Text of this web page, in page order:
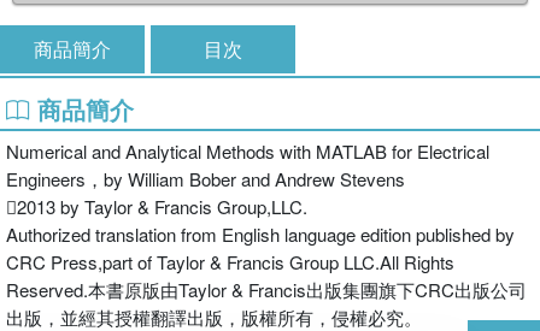
商品簡介 目次
商品簡介
Numerical and Analytical Methods with MATLAB for Electrical
Engineers，by William Bober and Andrew Stevens
2013 by Taylor & Francis Group,LLC.
Authorized translation from English language edition published by
CRC Press,part of Taylor & Francis Group LLC.All Rights
Reserved.本書原版由Taylor & Francis出版集團旗下CRC出版公司
出版，並經其授權翻譯出版，版權所有，侵權必究。